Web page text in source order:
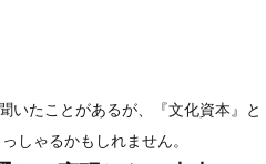
いたことがあるが、『文化資本』と
しゃるかもしれません。